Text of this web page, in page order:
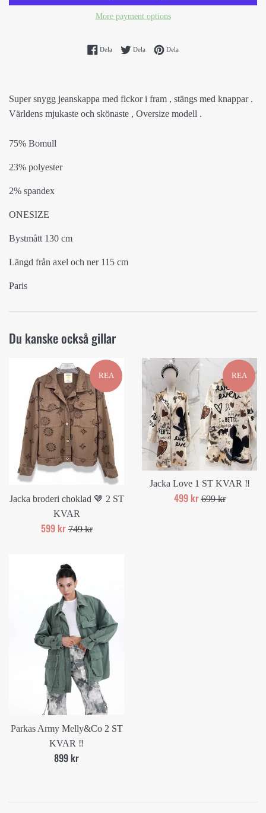
More payment options
Dela Dela på Facebook
Dela Dela på Twitter
Dela
Super snygg jeanskappa med fickor i fram , stängs med knappar .
Världens mjukaste och skönaste , Oversize modell .
75% Bomull
23% polyester
2% spandex
ONESIZE
Bystmått 130 cm
Längd från axel och ner 115 cm
Paris
Du kanske också gillar
Jacka broderi choklad 🤎 2 ST
KVAR
Reapris
599 krOrd.
749 kr
REA
Jacka Love 1 ST KVAR ‼️
Reapris
499 krOrd.
699 kr
REA
Parkas Army Melly&Co 2 ST
KVAR ‼️
Ord.
899 kr